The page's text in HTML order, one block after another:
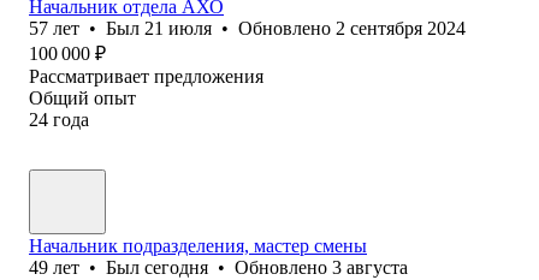
Начальник отдела АХО
57 лет • Был 21 июля • Обновлено 2 сентября 2024
100 000 ₽
Рассматривает предложения
Общий опыт
24 года
Начальник подразделения, мастер смены
49 лет • Был сегодня • Обновлено 3 августа